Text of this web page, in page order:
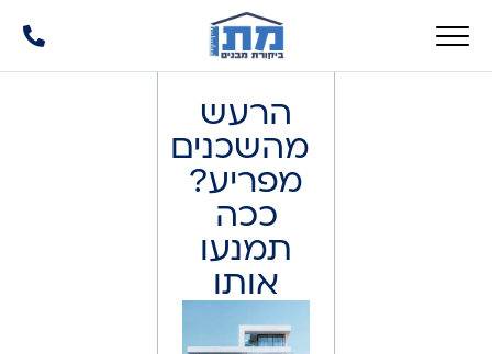
הרעש
מהשכנים
מפריע?
ככה
תמנעו
אותו